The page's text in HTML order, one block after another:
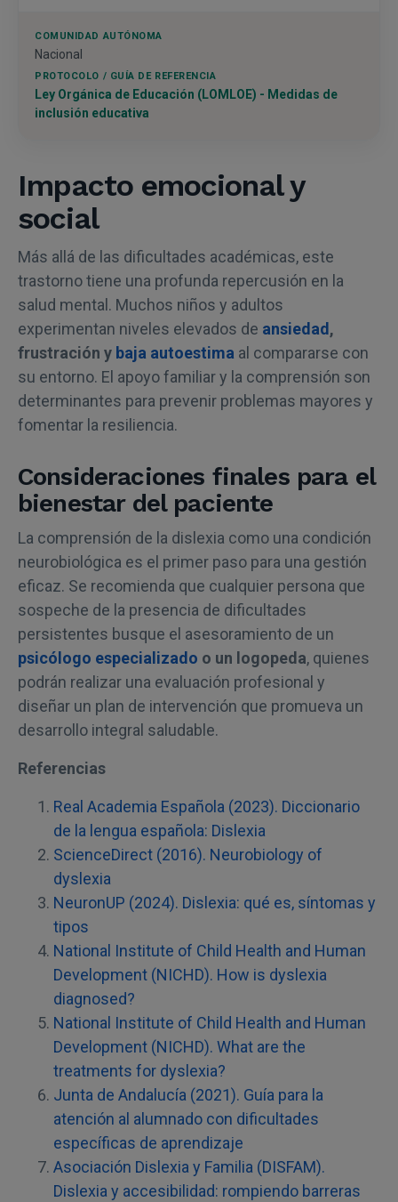
Nacional
Ley Orgánica de Educación (LOMLOE) - Medidas de
inclusión educativa
Impacto emocional y
social
Más allá de las dificultades académicas, este
trastorno tiene una profunda repercusión en la
salud mental. Muchos niños y adultos
experimentan niveles elevados de ansiedad,
frustración y baja autoestima al compararse con
su entorno. El apoyo familiar y la comprensión son
determinantes para prevenir problemas mayores y
fomentar la resiliencia.
Consideraciones finales para el
bienestar del paciente
La comprensión de la dislexia como una condición
neurobiológica es el primer paso para una gestión
eficaz. Se recomienda que cualquier persona que
sospeche de la presencia de dificultades
persistentes busque el asesoramiento de un
psicólogo especializado o un logopeda, quienes
podrán realizar una evaluación profesional y
diseñar un plan de intervención que promueva un
desarrollo integral saludable.
Referencias
Real Academia Española (2023). Diccionario
de la lengua española: Dislexia
ScienceDirect (2016). Neurobiology of
dyslexia
NeuronUP (2024). Dislexia: qué es, síntomas y
tipos
National Institute of Child Health and Human
Development (NICHD). How is dyslexia
diagnosed?
National Institute of Child Health and Human
Development (NICHD). What are the
treatments for dyslexia?
Junta de Andalucía (2021). Guía para la
atención al alumnado con dificultades
específicas de aprendizaje
Asociación Dislexia y Familia (DISFAM).
Dislexia y accesibilidad: rompiendo barreras